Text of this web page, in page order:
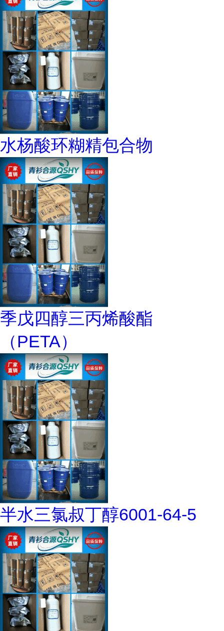
水杨酸环糊精包合物
季戊四醇三丙烯酸酯
（PETA）
半水三氯叔丁醇6001-64-5